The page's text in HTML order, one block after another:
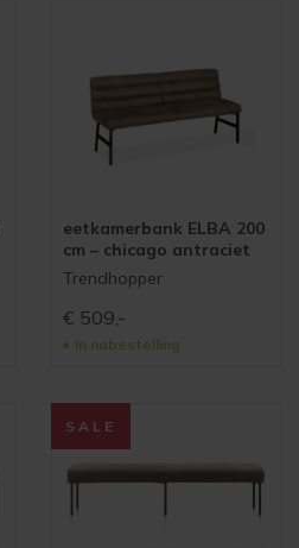
eetkamerbank ELBA 200
cm – chicago antraciet
Trendhopper
€ 509,-
In nabestelling
SALE